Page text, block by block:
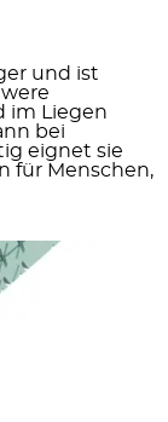
und ist
im Liegen
bei
eignet sie
für Menschen,